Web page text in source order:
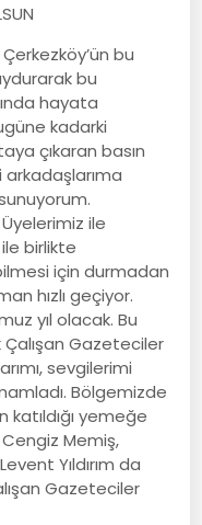
bu
bu
hayata
kadarki
çıkaran basın
ile
ile birlikte
için durmadan
hızlı geçiyor.
yıl olacak. Bu
Gazeteciler
sevgilerimi
Bölgemizde
katıldığı yemeğe
Cengiz Memiş,
Yıldırım da
Gazeteciler